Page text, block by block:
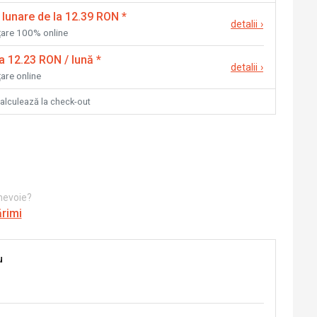
de la 12.39 RON *
100% online
detalii ›
12.23 RON / lună *
online
detalii ›
la check-out